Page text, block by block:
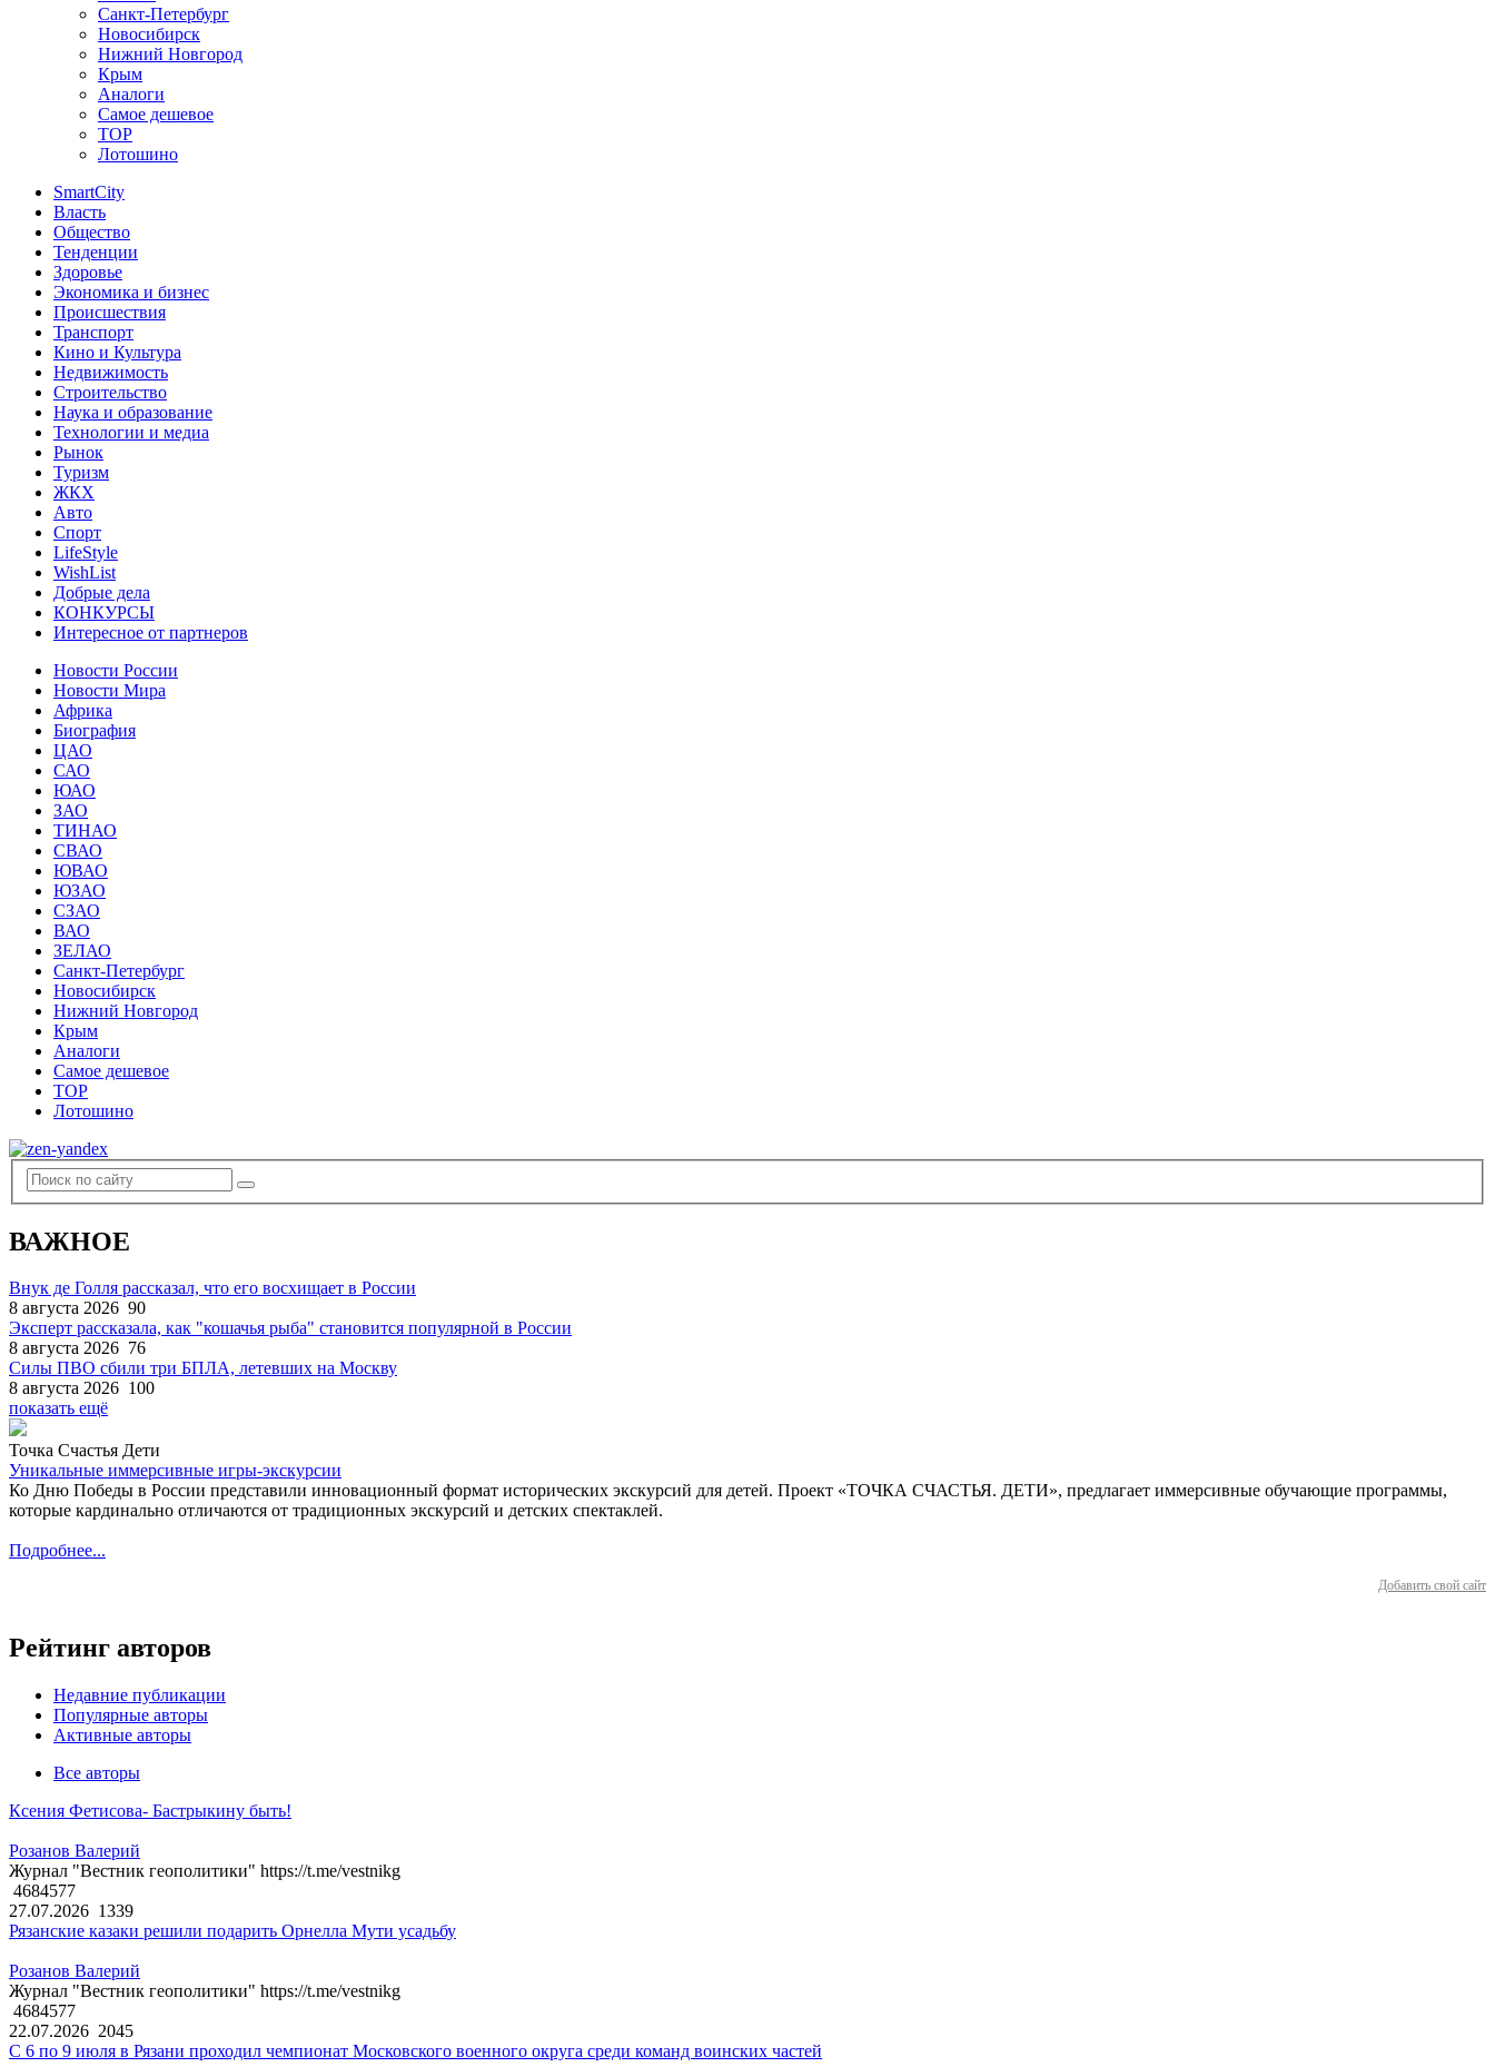
Санкт-Петербург
Новосибирск
Нижний Новгород
Крым
Аналоги
Самое дешевое
TOP
Лотошино
SmartCity
Власть
Общество
Тенденции
Здоровье
Экономика и бизнес
Происшествия
Транспорт
Кино и Культура
Недвижимость
Строительство
Наука и образование
Технологии и медиа
Рынок
Туризм
ЖКХ
Авто
Спорт
LifeStyle
WishList
Добрые дела
КОНКУРСЫ
Интересное от партнеров
Новости России
Новости Мира
Африка
Биография
ЦАО
САО
ЮАО
ЗАО
ТИНАО
СВАО
ЮВАО
ЮЗАО
СЗАО
ВАО
ЗЕЛАО
Санкт-Петербург
Новосибирск
Нижний Новгород
Крым
Аналоги
Самое дешевое
TOP
Лотошино
ВАЖНОЕ
Внук де Голля рассказал, что его восхищает в России
8 августа 2026 90
Эксперт рассказала, как "кошачья рыба" становится популярной в России
8 августа 2026 76
Силы ПВО сбили три БПЛА, летевших на Москву
8 августа 2026 100
показать ещё
Точка Счастья Дети
Уникальные иммерсивные игры-экскурсии
Ко Дню Победы в России представили инновационный формат исторических экскурсий для детей. Проект «ТОЧКА СЧАСТЬЯ. ДЕТИ», предлагает иммерсивные обучающие программы,
которые кардинально отличаются от традиционных экскурсий и детских спектаклей.
Подробнее...
Добавить свой сайт
Рейтинг авторов
Недавние публикации
Популярные авторы
Активные авторы
Все авторы
Ксения Фетисова- Бастрыкину быть!
Розанов Валерий
Журнал "Вестник геополитики" https://t.me/vestnikg
4684577
27.07.2026 1339
Рязанские казаки решили подарить Орнелла Мути усадьбу
Розанов Валерий
Журнал "Вестник геополитики" https://t.me/vestnikg
4684577
22.07.2026 2045
С 6 по 9 июля в Рязани проходил чемпионат Московского военного округа среди команд воинских частей